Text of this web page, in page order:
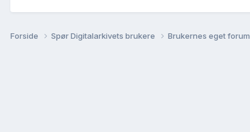
Forside Spør Digitalarkivets brukere Brukernes eget forum